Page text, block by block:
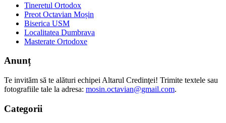
Tineretul Ortodox
Preot Octavian Moșin
Biserica USM
Localitatea Dumbrava
Masterate Ortodoxe
Anunț
Te invităm să te alături echipei Altarul Credinţei! Trimite textele sau
fotografiile tale la adresa: mosin.octavian@gmail.com.
Categorii